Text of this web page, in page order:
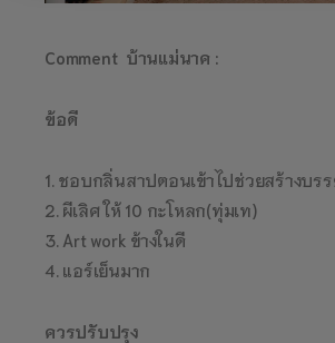
Comment บ้านแม่นาค :
ข้อดี
1. ชอบกลิ่นสาปตอนเข้าไปช่วยสร้างบร
2. ผีเลิศ ให้ 10 กะโหลก(ทุ่มเท)
3. Art work ข้างในดี
4. แอร์เย็นมาก
ควรปรับปรุง